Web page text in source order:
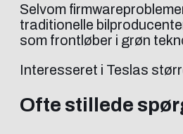
Selvom
traditionelle
som frontløber i grøn
Interesseret i Teslas
Ofte stillede